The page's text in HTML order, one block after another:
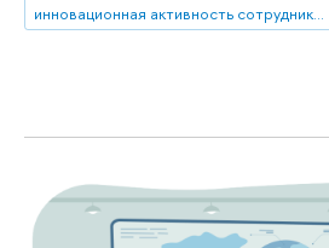
инновационная активность сотрудников